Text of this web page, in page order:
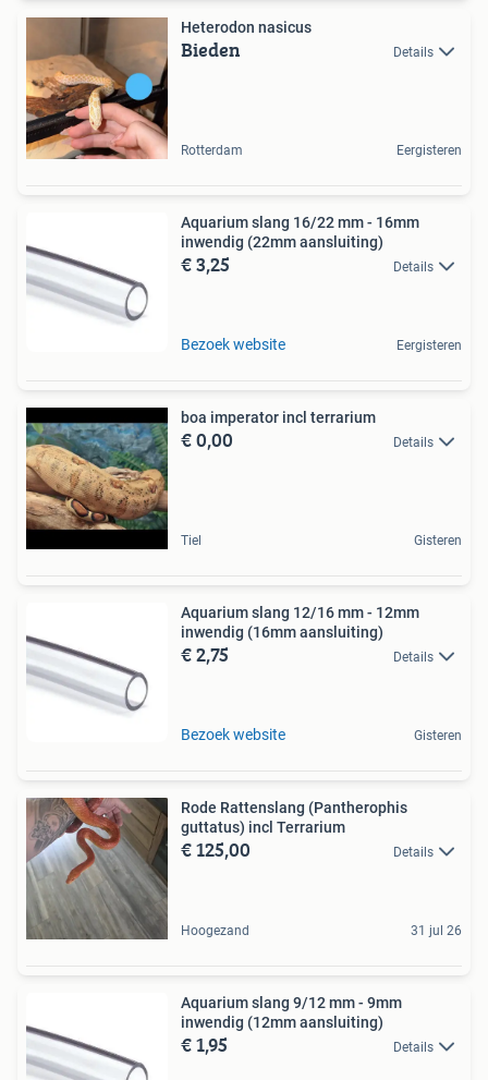
Heterodon nasicus
Bieden Details
Rotterdam Eergisteren
Aquarium slang 16/22 mm - 16mm
inwendig (22mm aansluiting)
€ 3,25 Details
Bezoek website Eergisteren
boa imperator incl terrarium
€ 0,00 Details
Tiel Gisteren
Aquarium slang 12/16 mm - 12mm
inwendig (16mm aansluiting)
€ 2,75 Details
Bezoek website Gisteren
Rode Rattenslang (Pantherophis
guttatus) incl Terrarium
€ 125,00 Details
Hoogezand 31 jul 26
Aquarium slang 9/12 mm - 9mm
inwendig (12mm aansluiting)
€ 1,95 Details